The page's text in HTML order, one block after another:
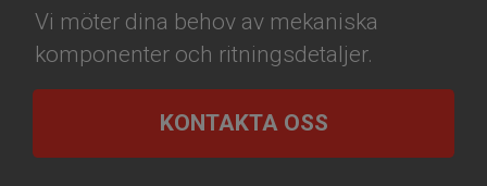
Vi möter dina behov av mekaniska
komponenter och ritningsdetaljer.
KONTAKTA OSS